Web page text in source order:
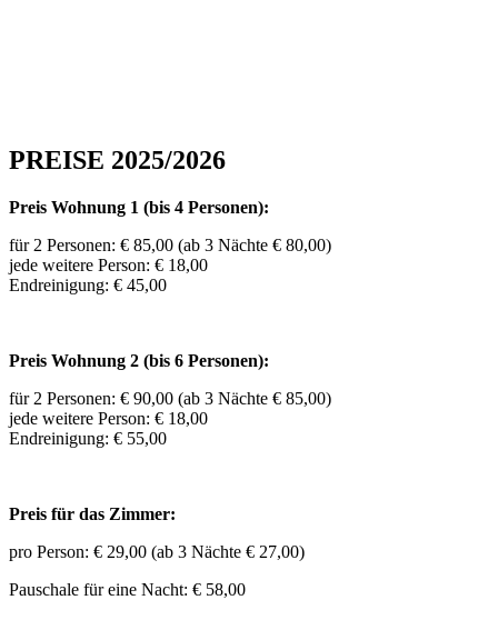
PREISE 2025/2026
Preis Wohnung 1 (bis 4 Personen):
für 2 Personen: € 85,00 (ab 3 Nächte € 80,00)
jede weitere Person: € 18,00
Endreinigung: € 45,00
Preis Wohnung 2 (bis 6 Personen):
für 2 Personen: € 90,00 (ab 3 Nächte € 85,00)
jede weitere Person: € 18,00
Endreinigung: € 55,00
Preis für das Zimmer:
pro Person: € 29,00 (ab 3 Nächte € 27,00)
Pauschale für eine Nacht: € 58,00